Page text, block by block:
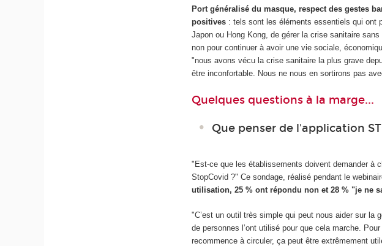
Port généralisé du masque, respect des gestes
positives : tels sont les éléments essentiels qui ont
Japon ou Hong Kong, de gérer la crise sanitaire
non pour continuer à avoir une vie sociale,
"nous avons vécu la crise sanitaire la plus grave
être inconfortable. Nous ne nous en sortirons pas
Quelques questions à la marge...
Que penser de l'application
"Est-ce que les établissements doivent demander à
StopCovid ?" Ce sondage, réalisé pendant le
utilisation, 25 % ont répondu non et 28 % "je ne
"C’est un outil très simple qui peut nous aider sur la
de personnes l’ont utilisé pour que cela marche.
recommence à circuler, ça peut être extrêmement